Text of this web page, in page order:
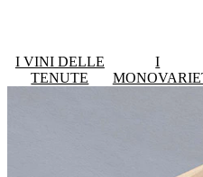
I VINI DELLE
TENUTE
I